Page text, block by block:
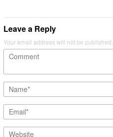
Leave a Reply
Your email address will not be published.